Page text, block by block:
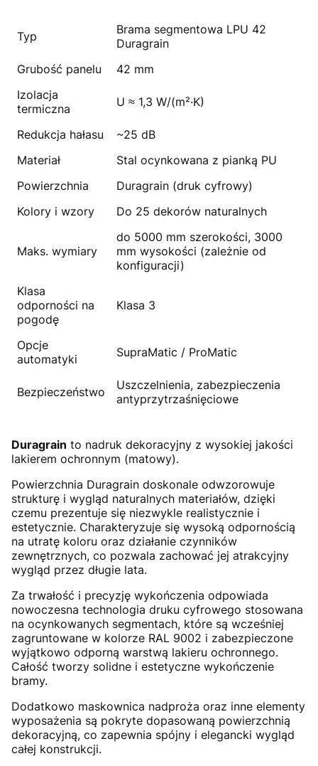
Typ
Brama segmentowa LPU 42
Duragrain
Grubość panelu
42 mm
Izolacja
termiczna
U ≈ 1,3 W/(m²·K)
Redukcja hałasu
~25 dB
Materiał
Stal ocynkowana z pianką PU
Powierzchnia
Duragrain (druk cyfrowy)
Kolory i wzory
Do 25 dekorów naturalnych
Maks. wymiary
do 5000 mm szerokości, 3000
mm wysokości (zależnie od
konfiguracji)
Klasa
odporności na
pogodę
Klasa 3
Opcje
automatyki
SupraMatic / ProMatic
Bezpieczeństwo
Uszczelnienia, zabezpieczenia
antyprzytrzaśnięciowe
Duragrain to nadruk dekoracyjny z wysokiej jakości
lakierem ochronnym (matowy).
Powierzchnia Duragrain doskonale odwzorowuje
strukturę i wygląd naturalnych materiałów, dzięki
czemu prezentuje się niezwykle realistycznie i
estetycznie. Charakteryzuje się wysoką odpornością
na utratę koloru oraz działanie czynników
zewnętrznych, co pozwala zachować jej atrakcyjny
wygląd przez długie lata.
Za trwałość i precyzję wykończenia odpowiada
nowoczesna technologia druku cyfrowego stosowana
na ocynkowanych segmentach, które są wcześniej
zagruntowane w kolorze RAL 9002 i zabezpieczone
wyjątkowo odporną warstwą lakieru ochronnego.
Całość tworzy solidne i estetyczne wykończenie
bramy.
Dodatkowo maskownica nadproża oraz inne elementy
wyposażenia są pokryte dopasowaną powierzchnią
dekoracyjną, co zapewnia spójny i elegancki wygląd
całej konstrukcji.